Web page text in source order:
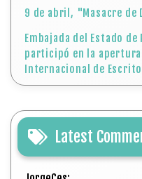
9 de abril, "Masacre de
Embajada del Estado
participó en la apertura
Internacional de
Latest